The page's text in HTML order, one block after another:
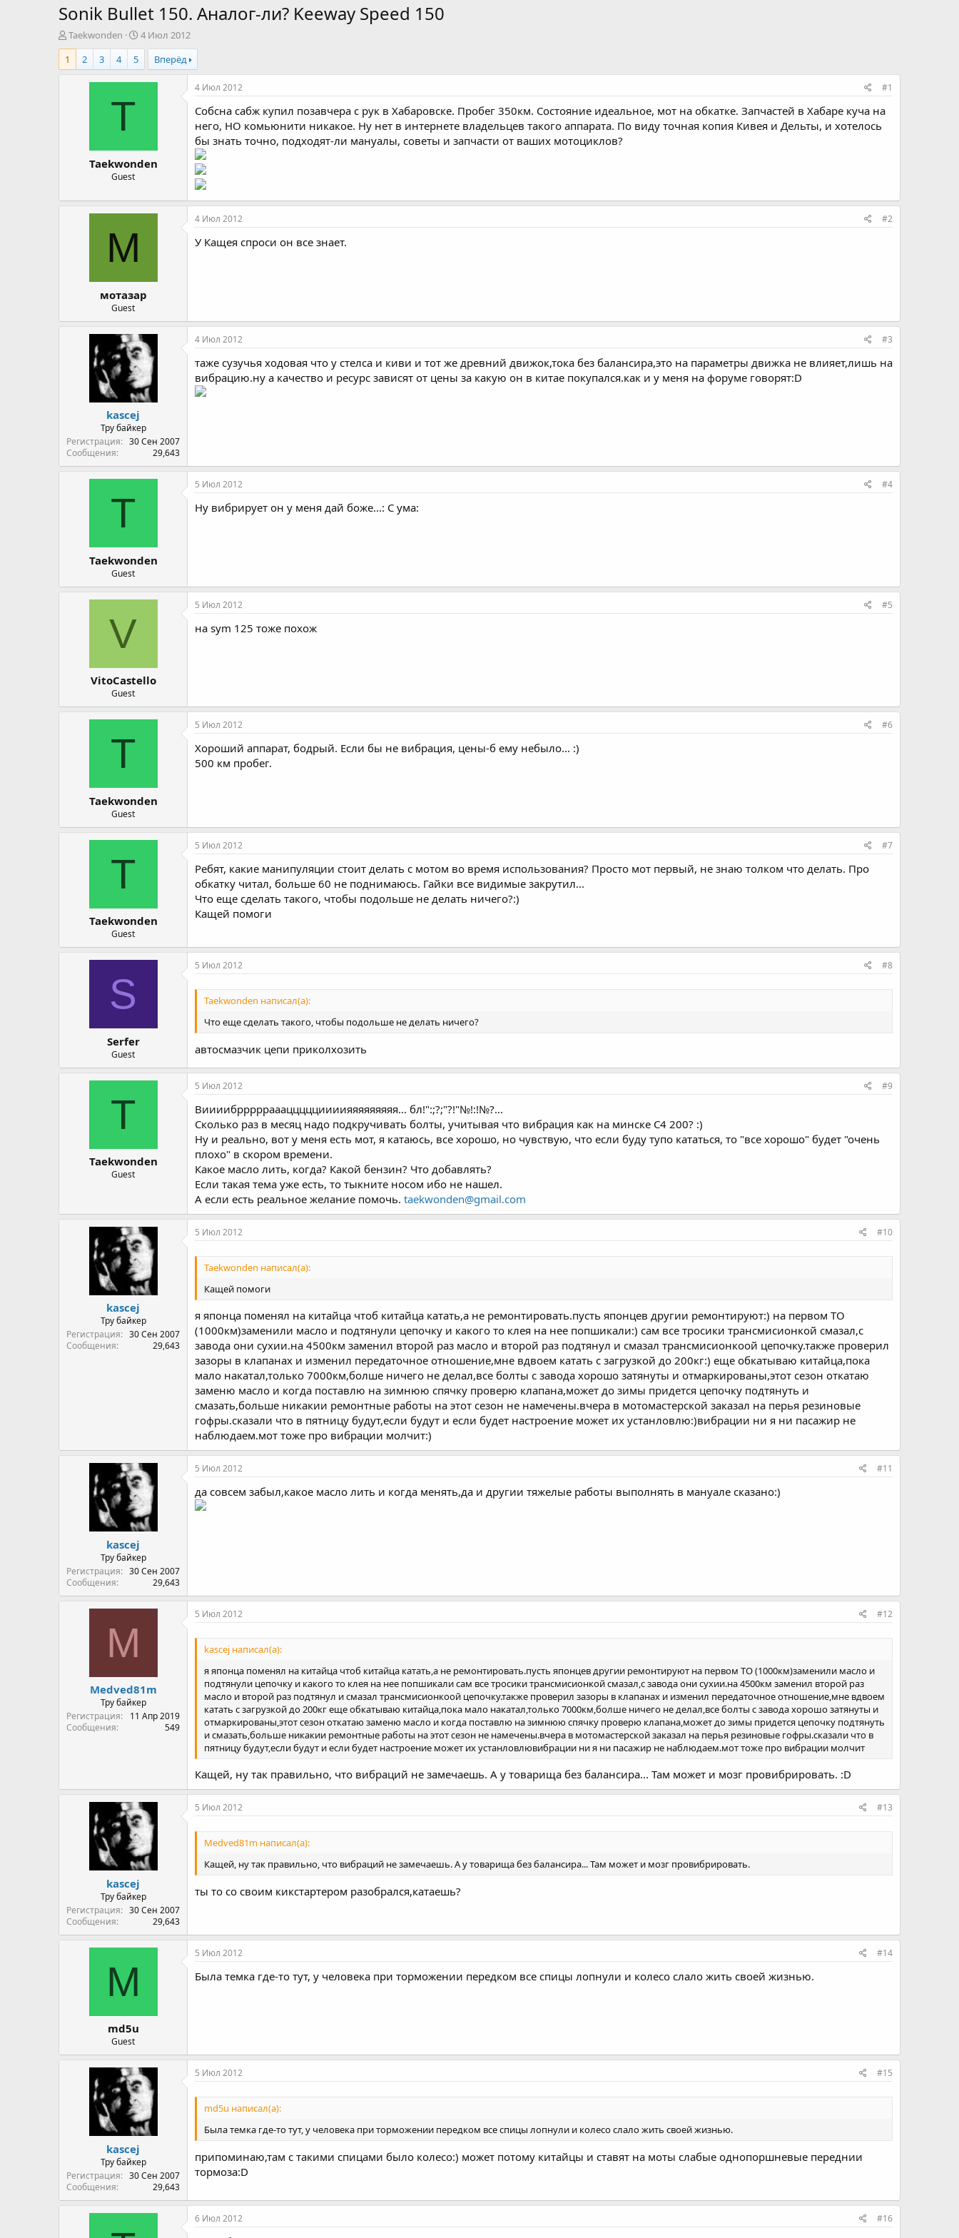
Sonik Bullet 150. Аналог-ли? Keeway Speed 150
А
в
т
о
Taekwonden
Д
а
а
н
а
4 Июл 2012
1
2 3 4 5 Вперёд
T
Taekwonden
Guest
4 Июл 2012 #1
Собсна сабж купил позавчера с рук в Хабаровске. Пробег 350км. Состояние идеальное, мот на обкатке. Запчастей в Хабаре куча на
него, НО комьюнити никакое. Ну нет в интернете владельцев такого аппарата. По виду точная копия Кивея и Дельты, и хотелось
бы знать точно, подходят-ли мануалы, советы и запчасти от ваших мотоциклов?
М
мотазар
Guest
4 Июл 2012 #2
У Кащея спроси он все знает.
kascej
Тру байкер
Регистрация
30 Сен 2007
Сообщения
29,643
4 Июл 2012 #3
таже сузучья ходовая что у стелса и киви и тот же древний движок,тока без балансира,это на параметры движка не влияет,лишь на
вибрацию.ну а качество и ресурс зависят от цены за какую он в китае покупался.как и у меня на форуме говорят:D
T
Taekwonden
Guest
5 Июл 2012 #4
Ну вибрирует он у меня дай боже...: С ума:
V
VitoCastello
Guest
5 Июл 2012 #5
на sym 125 тоже похож
T
Taekwonden
Guest
5 Июл 2012 #6
Хороший аппарат, бодрый. Если бы не вибрация, цены-б ему небыло... :)
500 км пробег.
T
Taekwonden
Guest
5 Июл 2012 #7
Ребят, какие манипуляции стоит делать с мотом во время использования? Просто мот первый, не знаю толком что делать. Про
обкатку читал, больше 60 не поднимаюсь. Гайки все видимые закрутил...
Что еще сделать такого, чтобы подольше не делать ничего?:)
Кащей помоги
S
Serfer
Guest
5 Июл 2012 #8
Taekwonden написал(а):
Что еще сделать такого, чтобы подольше не делать ничего?
автосмазчик цепи приколхозить
T
Taekwonden
Guest
5 Июл 2012 #9
Виииибррррраааццццциииияяяяяяяяя... бл!":;?;"?!"№!:!№?...
Сколько раз в месяц надо подкручивать болты, учитывая что вибрация как на минске С4 200? :)
Ну и реально, вот у меня есть мот, я катаюсь, все хорошо, но чувствую, что если буду тупо кататься, то "все хорошо" будет "очень
плохо" в скором времени.
Какое масло лить, когда? Какой бензин? Что добавлять?
Если такая тема уже есть, то тыкните носом ибо не нашел.
А если есть реальное желание помочь. taekwonden@gmail.com
kascej
Тру байкер
Регистрация
30 Сен 2007
Сообщения
29,643
5 Июл 2012 #10
Taekwonden написал(а):
Кащей помоги
я японца поменял на китайца чтоб китайца катать,а не ремонтировать.пусть японцев другии ремонтируют:) на первом ТО
(1000км)заменили масло и подтянули цепочку и какого то клея на нее попшикали:) сам все тросики трансмисионкой смазал,с
завода они сухии.на 4500км заменил второй раз масло и второй раз подтянул и смазал трансмисионкоой цепочку.также проверил
зазоры в клапанах и изменил передаточное отношение,мне вдвоем катать с загрузкой до 200кг:) еще обкатываю китайца,пока
мало накатал,только 7000км,болше ничего не делал,все болты с завода хорошо затянуты и отмаркированы,этот сезон откатаю
заменю масло и когда поставлю на зимнюю спячку проверю клапана,может до зимы придется цепочку подтянуть и
смазать,больше никакии ремонтные работы на этот сезон не намечены.вчера в мотомастерской заказал на перья резиновые
гофры.сказали что в пятницу будут,если будут и если будет настроение может их устанловлю:)вибрации ни я ни пасажир не
наблюдаем.мот тоже про вибрации молчит:)
kascej
Тру байкер
Регистрация
30 Сен 2007
Сообщения
29,643
5 Июл 2012 #11
да совсем забыл,какое масло лить и когда менять,да и другии тяжелые работы выполнять в мануале сказано:)
M
Medved81m
Тру байкер
Регистрация
11 Апр 2019
Сообщения
549
5 Июл 2012 #12
kascej написал(а):
я японца поменял на китайца чтоб китайца катать,а не ремонтировать.пусть японцев другии ремонтируют на первом ТО (1000км)заменили масло и
подтянули цепочку и какого то клея на нее попшикали сам все тросики трансмисионкой смазал,с завода они сухии.на 4500км заменил второй раз
масло и второй раз подтянул и смазал трансмисионкоой цепочку.также проверил зазоры в клапанах и изменил передаточное отношение,мне вдвоем
катать с загрузкой до 200кг еще обкатываю китайца,пока мало накатал,только 7000км,болше ничего не делал,все болты с завода хорошо затянуты и
отмаркированы,этот сезон откатаю заменю масло и когда поставлю на зимнюю спячку проверю клапана,может до зимы придется цепочку подтянуть
и смазать,больше никакии ремонтные работы на этот сезон не намечены.вчера в мотомастерской заказал на перья резиновые гофры.сказали что в
пятницу будут,если будут и если будет настроение может их устанловлювибрации ни я ни пасажир не наблюдаем.мот тоже про вибрации молчит
Кащей, ну так правильно, что вибраций не замечаешь. А у товарища без балансира... Там может и мозг провибрировать. :D
kascej
Тру байкер
Регистрация
30 Сен 2007
Сообщения
29,643
5 Июл 2012 #13
Medved81m написал(а):
Кащей, ну так правильно, что вибраций не замечаешь. А у товарища без балансира... Там может и мозг провибрировать.
ты то со своим кикстартером разобрался,катаешь?
M
md5u
Guest
5 Июл 2012 #14
Была темка где-то тут, у человека при торможении передком все спицы лопнули и колесо слало жить своей жизнью.
kascej
Тру байкер
Регистрация
30 Сен 2007
Сообщения
29,643
5 Июл 2012 #15
md5u написал(а):
Была темка где-то тут, у человека при торможении передком все спицы лопнули и колесо слало жить своей жизнью.
припоминаю,там с такими спицами было колесо:) может потому китайцы и ставят на моты слабые однопоршневые переднии
тормоза:D
6 Июл 2012 #16